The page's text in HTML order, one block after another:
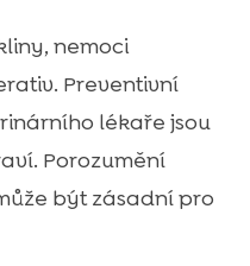
nemoci
Preventivní
lékaře jsou
Porozumění
být zásadní pro